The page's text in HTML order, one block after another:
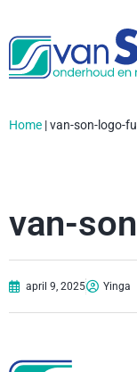
Home |van-son-logo-
van-
april 9, 2025 Yinga